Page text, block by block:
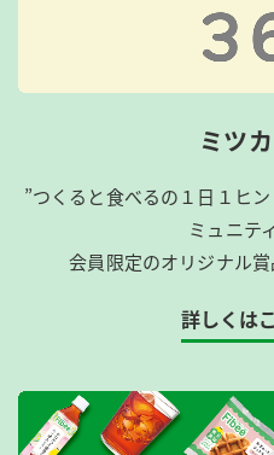
ミツ
”つくると食べるの１日１ヒ
ミュニテ
会員限定のオリジナル
詳しくは